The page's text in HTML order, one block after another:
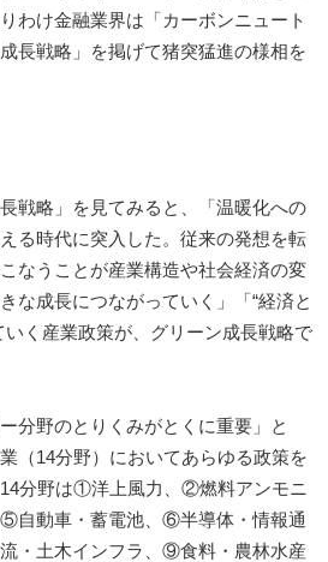
わけ金融業界は「カーボンニュート
長戦略」を掲げて猪突猛進の様相を
戦略」を見てみると、「温暖化への
る時代に突入した。従来の発想を転
なうことが産業構造や社会経済の変
な成長につながっていく」「“経済と
いく産業政策が、グリーン成長戦略で
分野のとりくみがとくに重要」と
（14分野）においてあらゆる政策を
分野は①洋上風力、②燃料アンモニ
動車・蓄電池、⑥半導体・情報通
・土木インフラ、⑨食料・農林水産